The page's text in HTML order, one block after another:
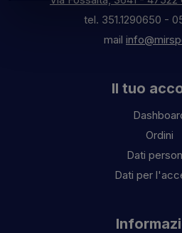
tel. 351.1290650 -
mail
Il tuo
Ordini
Dati
Dati per